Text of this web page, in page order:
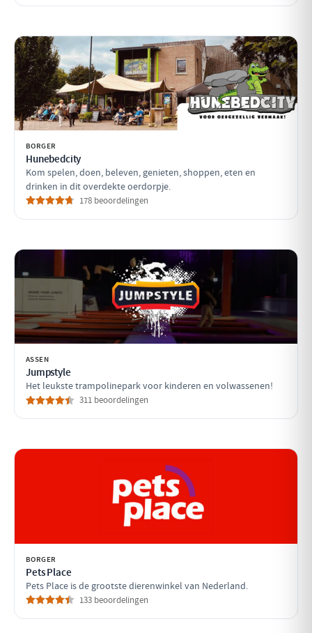
BORGER
Hunebedcity
Kom spelen, doen, beleven, genieten, shoppen, eten en
drinken in dit overdekte oerdorpje.
178 beoordelingen
ASSEN
Jumpstyle
Het leukste trampolinepark voor kinderen en volwassenen!
311 beoordelingen
BORGER
Pets Place
Pets Place is de grootste dierenwinkel van Nederland.
133 beoordelingen